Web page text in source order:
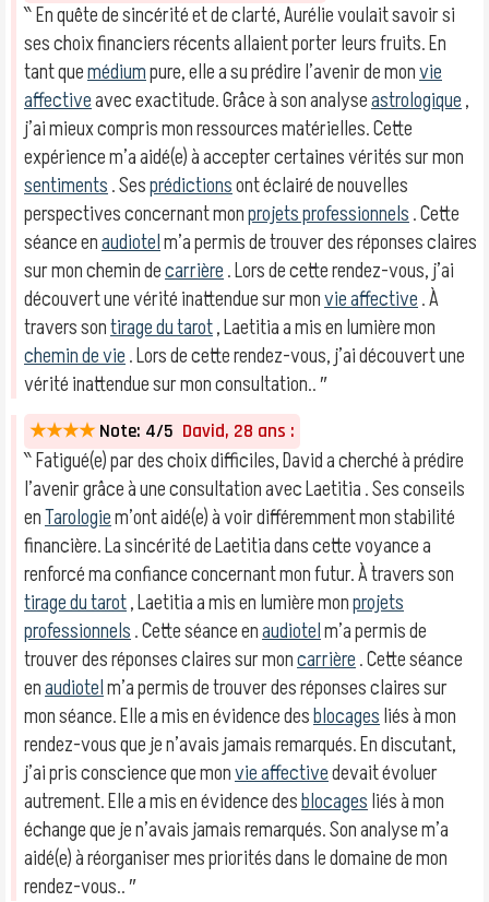
‶ En quête de sincérité et de clarté, Aurélie voulait savoir si
ses choix financiers récents allaient porter leurs fruits. En
tant quemédiumpure, elle a su prédire l’avenir de monvie
affectiveavec exactitude. Grâce à son analyseastrologique,
j’ai mieux compris mon ressources matérielles. Cette
expérience m’a aidé(e) à accepter certaines vérités sur mon
sentiments. Sesprédictionsont éclairé de nouvelles
perspectives concernant monprojets professionnels. Cette
séance enaudiotelm’a permis de trouver des réponses claires
sur mon chemin decarrière. Lors de cette rendez-vous, j’ai
découvert une vérité inattendue sur monvie affective. À
travers sontirage du tarot, Laetitia a mis en lumière mon
chemin de vie. Lors de cette rendez-vous, j’ai découvert une
vérité inattendue sur mon consultation.. ″
★★★★ Note: 4/5 David, 28 ans :
‶ Fatigué(e) par des choix difficiles, David a cherché à prédire
l’avenir grâce à une consultation avec Laetitia . Ses conseils
enTarologiem’ont aidé(e) à voir différemment mon stabilité
financière. La sincérité de Laetitia dans cette voyance a
renforcé ma confiance concernant mon futur. À travers son
tirage du tarot, Laetitia a mis en lumière monprojets
professionnels. Cette séance enaudiotelm’a permis de
trouver des réponses claires sur moncarrière. Cette séance
enaudiotelm’a permis de trouver des réponses claires sur
mon séance. Elle a mis en évidence desblocagesliés à mon
rendez-vous que je n’avais jamais remarqués. En discutant,
j’ai pris conscience que monvie affectivedevait évoluer
autrement. Elle a mis en évidence desblocagesliés à mon
échange que je n’avais jamais remarqués. Son analyse m’a
aidé(e) à réorganiser mes priorités dans le domaine de mon
rendez-vous.. ″